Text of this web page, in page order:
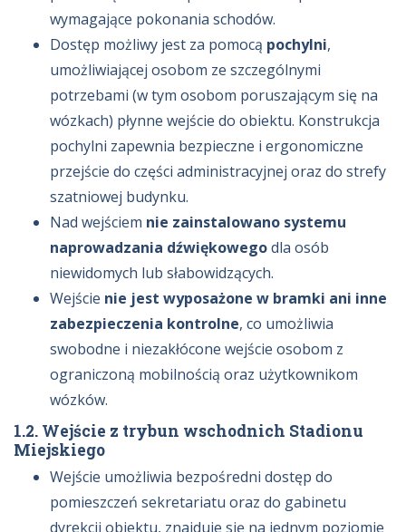
wymagające pokonania schodów.
Dostęp możliwy jest za pomocą pochylni,
umożliwiającej osobom ze szczególnymi
potrzebami (w tym osobom poruszającym się na
wózkach) płynne wejście do obiektu. Konstrukcja
pochylni zapewnia bezpieczne i ergonomiczne
przejście do części administracyjnej oraz do strefy
szatniowej budynku.
Nad wejściem nie zainstalowano systemu
naprowadzania dźwiękowegodla osób
niewidomych lub słabowidzących.
Wejście nie jest wyposażone w bramki ani inne
zabezpieczenia kontrolne, co umożliwia
swobodne i niezakłócone wejście osobom z
ograniczoną mobilnością oraz użytkownikom
wózków.
1.2. Wejście z trybun wschodnich Stadionu
Miejskiego
Wejście umożliwia bezpośredni dostęp do
pomieszczeń sekretariatu oraz do gabinetu
dyrekcji obiektu, znajduje się na jednym poziomie